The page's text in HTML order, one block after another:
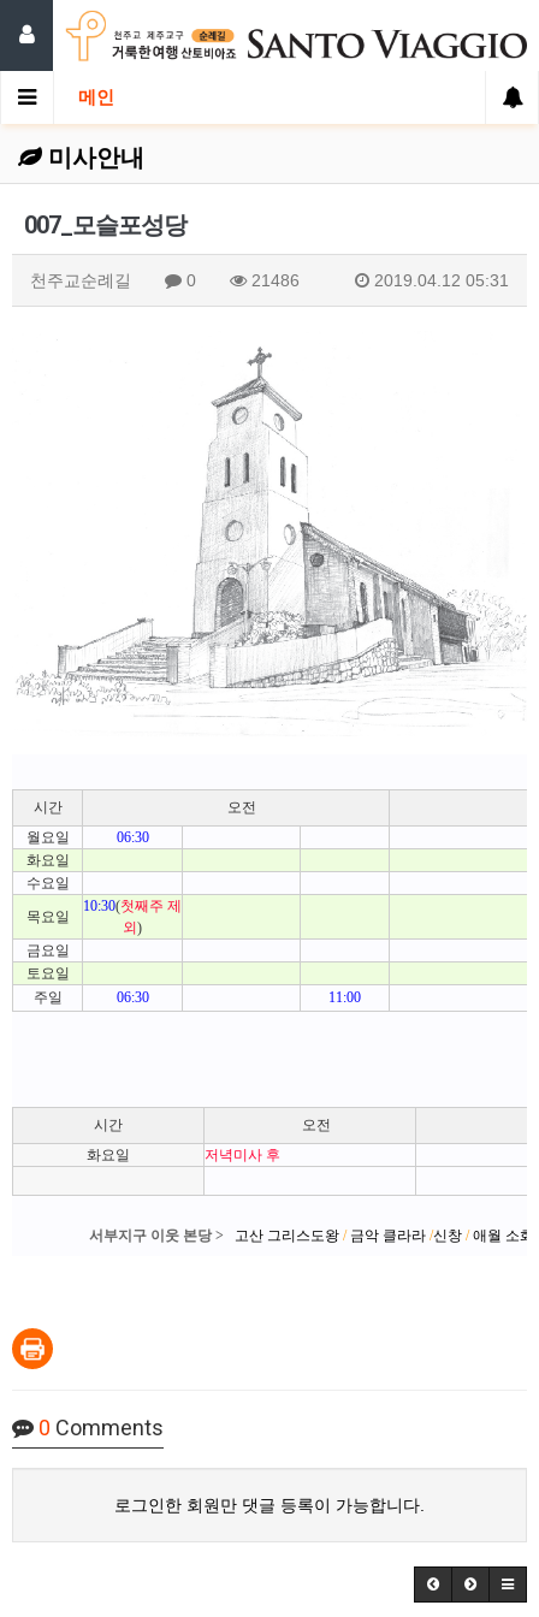
메인
미사안내
007_모슬포성당
천주교순례길 0 21486 2019.04.12 05:31
시간
오전
월요일
06:30
화요일
수요일
목요일
10:30(첫째주 제
외)
금요일
토요일
주일
06:30 11:00
시간
오전
화요일
저녁미사 후
서부지구 이웃 본당 > 고산 그리스도왕 / 금악 클라라 /신창 /애월 소화
0 Comments
로그인한 회원만 댓글 등록이 가능합니다.